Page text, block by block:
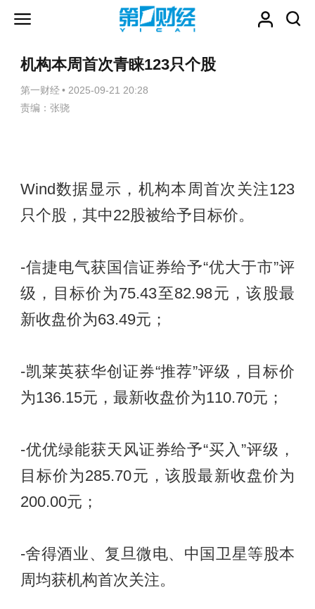
机构本周首次青睐123只个股
第一财经 • 2025-09-21 20:28
责编：张骁
Wind数据显示，机构本周首次关注123
只个股，其中22股被给予目标价。
-信捷电气获国信证券给予“优大于市”评
级，目标价为75.43至82.98元，该股最
新收盘价为63.49元；
-凯莱英获华创证券“推荐”评级，目标价
为136.15元，最新收盘价为110.70元；
-优优绿能获天风证券给予“买入”评级，
目标价为285.70元，该股最新收盘价为
200.00元；
-舍得酒业、复旦微电、中国卫星等股本
周均获机构首次关注。